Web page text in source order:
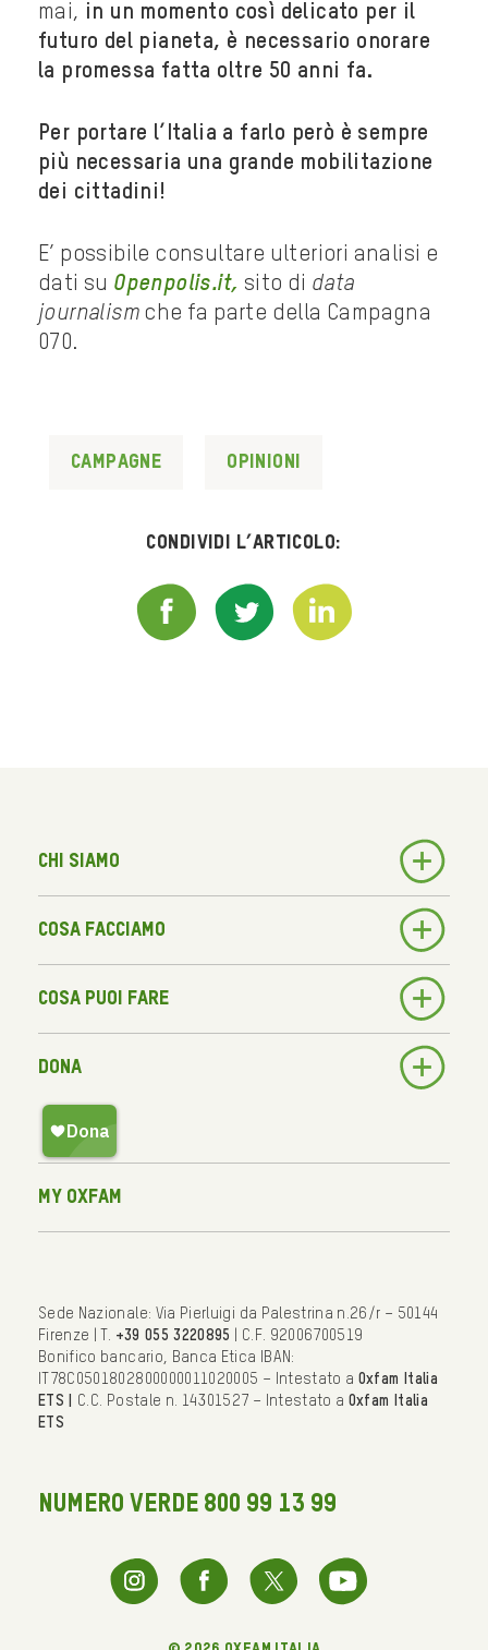
mai, in un momento così delicato per il
futuro del pianeta, è necessario onorare
la promessa fatta oltre 50 anni fa.
Per portare l’Italia a farlo però è sempre
più necessaria una grande mobilitazione
dei cittadini!
E’ possibile consultare ulteriori analisi e
dati su Openpolis.it, sito di data
journalism che fa parte della Campagna
070.
Campagne Opinioni
Condividi l’articolo:
Chi siamo
Cosa facciamo
Cosa puoi fare
Dona
My Oxfam
Sede Nazionale: Via Pierluigi da Palestrina n.26/r – 50144
Firenze | T.
+39 055 3220895
| C.F. 92006700519
Bonifico bancario, Banca Etica IBAN:
IT78C0501802800000011020005 – Intestato a Oxfam Italia
ETS | C.C. Postale n. 14301527 – Intestato a Oxfam Italia
ETS
NUMERO VERDE 800 99 13 99